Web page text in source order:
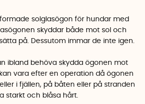
solglasögon för hundar med
skyddar både mot sol och
på. Dessutom immar de inte igen.
ibland behöva skydda ögonen mot
vara efter en operation då ögonen
i fjällen, på båten eller på stranden
starkt och blåsa hårt.